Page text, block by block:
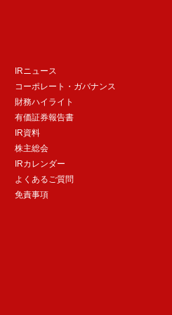
IRニュース
コーポレート・ガバナンス
財務ハイライト
有価証券報告書
IR資料
株主総会
IRカレンダー
よくあるご質問
免責事項